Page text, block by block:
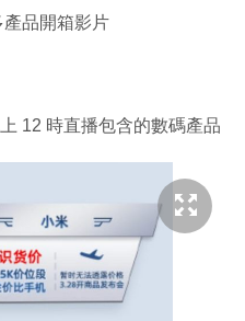
片
產品開箱影片
12 時直播包含的數碼產品